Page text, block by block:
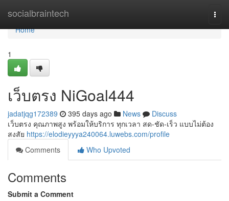
socialbraintech
Home
Home
1
เว็บตรง NiGoal444
jadatjqg172389 395 days ago News
Discuss
เว็บตรง คุณภาพสูง พร้อมให้บริการ ทุกเวลา สด-ชัด-เร็ว แบบไม่ต้อง
สงสัย https://elodieyyya240064.luwebs.com/profile
Comments
Who Upvoted
Comments
Submit a Comment